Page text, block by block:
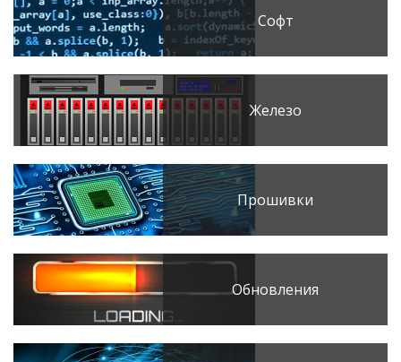
Софт
Железо
Прошивки
Обновления